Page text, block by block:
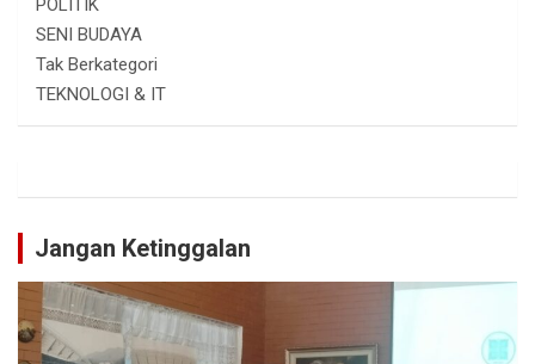
POLITIK
SENI BUDAYA
Tak Berkategori
TEKNOLOGI & IT
Jangan Ketinggalan